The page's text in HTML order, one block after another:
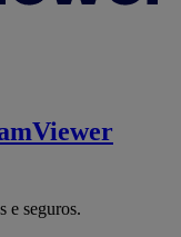
e seguros.